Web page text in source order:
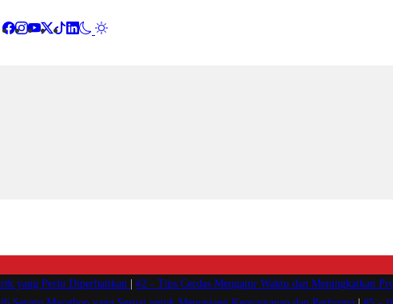
yang Perlu Diperhatikan #2 - Tips Cerdas Mengatur Waktu dan Meningkatkan